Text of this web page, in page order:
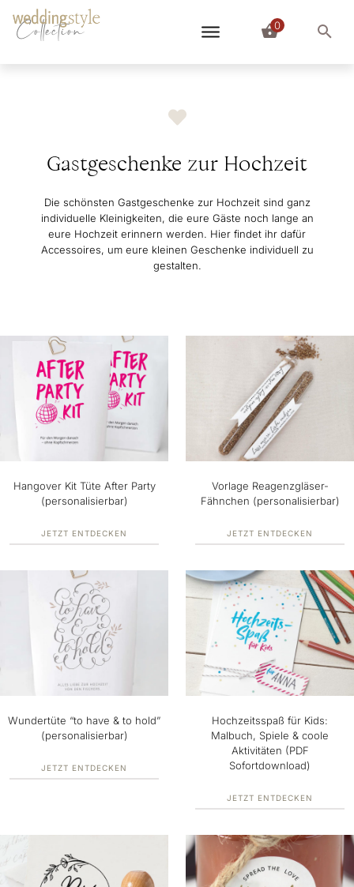
Collection 0
Gastgeschenke zur Hochzeit
Die schönsten Gastgeschenke zur Hochzeit sind ganz
individuelle Kleinigkeiten, die eure Gäste noch lange an
eure Hochzeit erinnern werden. Hier findet ihr dafür
Accessoires, um eure kleinen Geschenke individuell zu
gestalten.
Hangover Kit Tüte After Party
(personalisierbar)
JETZT ENTDECKEN
Vorlage Reagenzgläser-
Fähnchen (personalisierbar)
JETZT ENTDECKEN
Wundertüte “to have & to hold”
(personalisierbar)
JETZT ENTDECKEN
Hochzeitsspaß für Kids:
Malbuch, Spiele & coole
Aktivitäten (PDF
Sofortdownload)
JETZT ENTDECKEN